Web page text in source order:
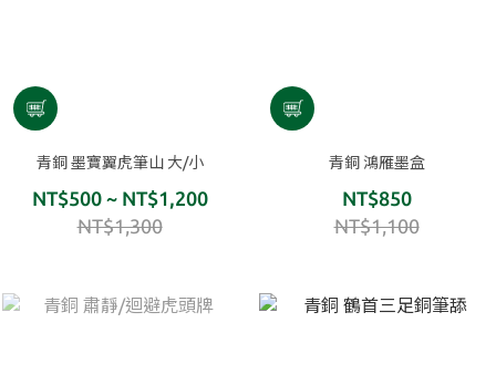
青銅 墨寶翼虎筆山 大/小
NT$500 ~ NT$1,200
NT$1,300
青銅 鴻雁墨盒
NT$850
NT$1,100